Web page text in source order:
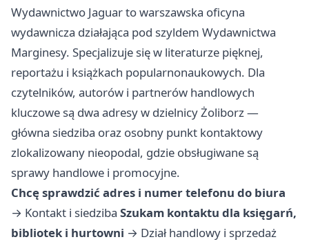
Wydawnictwo Jaguar to warszawska oficyna
wydawnicza działająca pod szyldem Wydawnictwa
Marginesy. Specjalizuje się w literaturze pięknej,
reportażu i książkach popularnonaukowych. Dla
czytelników, autorów i partnerów handlowych
kluczowe są dwa adresy w dzielnicy Żoliborz —
główna siedziba oraz osobny punkt kontaktowy
zlokalizowany nieopodal, gdzie obsługiwane są
sprawy handlowe i promocyjne.
Chcę sprawdzić adres i numer telefonu do biura
→ Kontakt i siedziba Szukam kontaktu dla księgarń,
bibliotek i hurtowni → Dział handlowy i sprzedaż